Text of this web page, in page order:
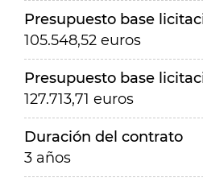
Presupuesto base
105.548,52 euros
Presupuesto base
127.713,71 euros
Duración del contrato
3 años